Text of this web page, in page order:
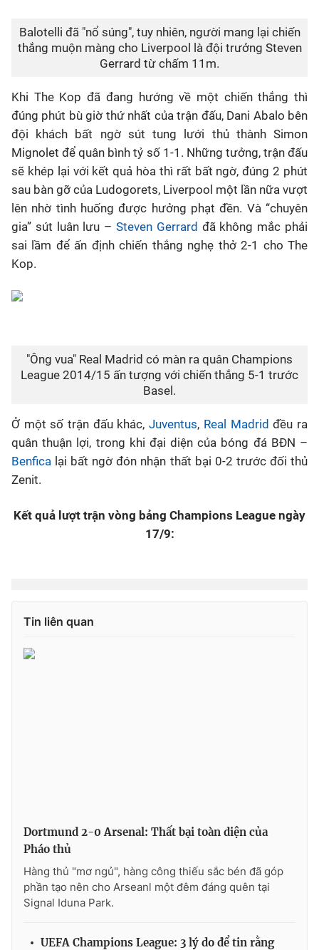
Balotelli đã "nổ súng", tuy nhiên, người mang lại chiến
thắng muộn màng cho Liverpool là đội trưởng Steven
Gerrard từ chấm 11m.
Khi The Kop đã đang hướng về một chiến thắng thì
đúng phút bù giờ thứ nhất của trận đấu, Dani Abalo bên
đội khách bất ngờ sút tung lưới thủ thành Simon
Mignolet để quân bình tỷ số 1-1. Những tưởng, trận đấu
sẽ khép lại với kết quả hòa thì rất bất ngờ, đúng 2 phút
sau bàn gỡ của Ludogorets, Liverpool một lần nữa vượt
lên nhờ tình huống được hưởng phạt đền. Và “chuyên
gia” sút luân lưu – Steven Gerrard đã không mắc phải
sai lầm để ấn định chiến thắng nghẹ thở 2-1 cho The
Kop.
"Ông vua" Real Madrid có màn ra quân Champions
League 2014/15 ấn tượng với chiến thắng 5-1 trước
Basel.
Ở một số trận đấu khác,Juventus, Real Madrid đều ra
quân thuận lợi, trong khi đại diện của bóng đá BĐN –
Benfica lại bất ngờ đón nhận thất bại 0-2 trước đối thủ
Zenit.
Kết quả lượt trận vòng bảng Champions League ngày
17/9:
Tin liên quan
Dortmund 2-0 Arsenal: Thất bại toàn diện của
Pháo thủ
Hàng thủ "mơ ngủ", hàng công thiếu sắc bén đã góp
phần tạo nên cho Arseanl một đêm đáng quên tại
Signal Iduna Park.
UEFA Champions League: 3 lý do để tin rằng